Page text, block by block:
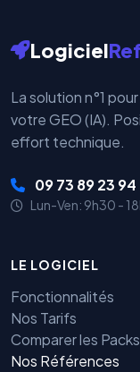
Logiciel
La solution n°1
votre GEO (IA).
effort technique.
09 73 89 23 94
Lun-Ven: 9h30 -
LE LOGICIEL
Fonctionnalités
Nos Tarifs
Comparer les Packs
Nos Références